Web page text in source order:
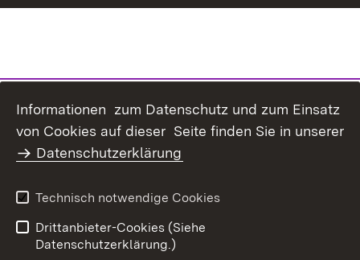
Informationen zum Datenschutz und zum Einsatz
von Cookies auf dieser Seite finden Sie in unserer
Datenschutzerklärung
Technisch notwendige Cookies
Drittanbieter-Cookies (Siehe
Datenschutzerklärung.)